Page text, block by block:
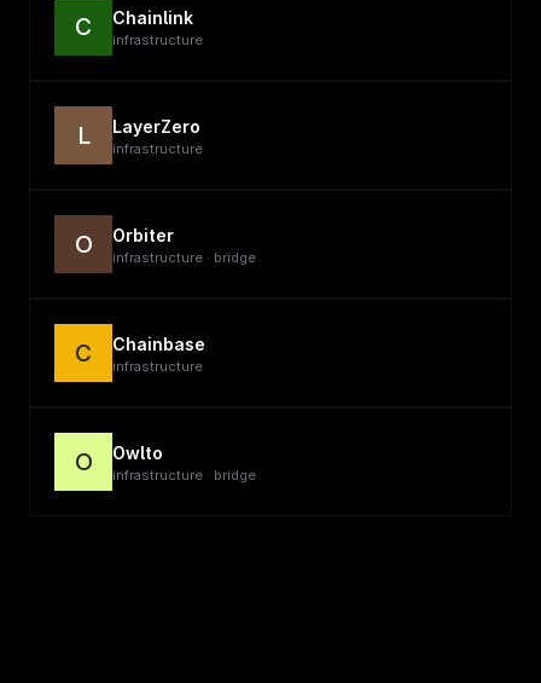
C Chainlink
infrastructure
L LayerZero
infrastructure
O Orbiter
infrastructure · bridge
C Chainbase
infrastructure
O Owlto
infrastructure · bridge